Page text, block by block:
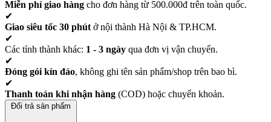
Miễn phí giao hàng cho đơn hàng từ 500.000đ trên toàn quốc.
✔
Giao siêu tốc 30 phút ở nội thành Hà Nội & TP.HCM.
✔
Các tỉnh thành khác: 1 - 3 ngày qua đơn vị vận chuyển.
✔
Đóng gói kín đáo, không ghi tên sản phẩm/shop trên bao bì.
✔
Thanh toán khi nhận hàng (COD) hoặc chuyển khoản.
Đổi trả sản phẩm